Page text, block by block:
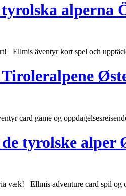
alperna
Ellmis äventyr kort spel och
card game og
tyrolske
væk! Ellmis adventure card spil og